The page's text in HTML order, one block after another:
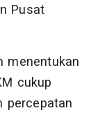
Pusat
menentukan
cukup
percepatan